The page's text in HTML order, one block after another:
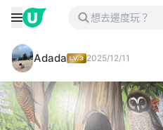
Adada 2025/12/11